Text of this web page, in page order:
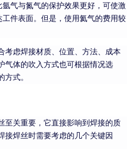
气与氮气的保护效果更好，可使激
件表面。但是，使用氦气的费用较
考虑焊接材质、位置、方法、成本
气体的吹入方式也可根据情况选
方式。
至关重要，它直接影响到焊接的质
接焊丝时需要考虑的几个关键因